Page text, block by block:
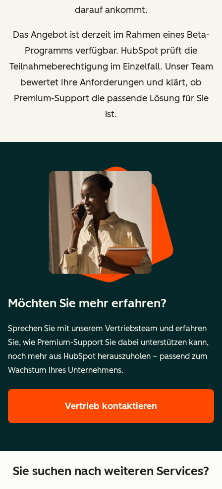
darauf ankommt.
Das Angebot ist derzeit im Rahmen eines Beta-
Programms verfügbar. HubSpot prüft die
Teilnahmeberechtigung im Einzelfall. Unser Team
bewertet Ihre Anforderungen und klärt, ob
Premium-Support die passende Lösung für Sie
ist.
Möchten Sie mehr erfahren?
Sprechen Sie mit unserem Vertriebsteam und erfahren
Sie, wie Premium-Support Sie dabei unterstützen kann,
noch mehr aus HubSpot herauszuholen – passend zum
Wachstum Ihres Unternehmens.
Vertrieb kontaktieren
Sie suchen nach weiteren Services?